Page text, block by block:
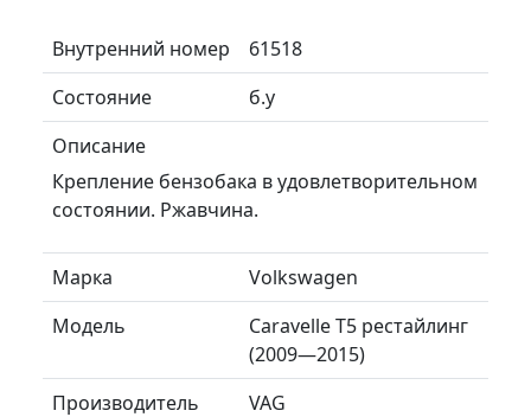
Внутренний номер
61518
Состояние
б.у
Описание
Крепление бензобака в удовлетворительном
состоянии. Ржавчина.
Марка
Volkswagen
Модель
Caravelle T5 рестайлинг
(2009—2015)
Производитель
VAG